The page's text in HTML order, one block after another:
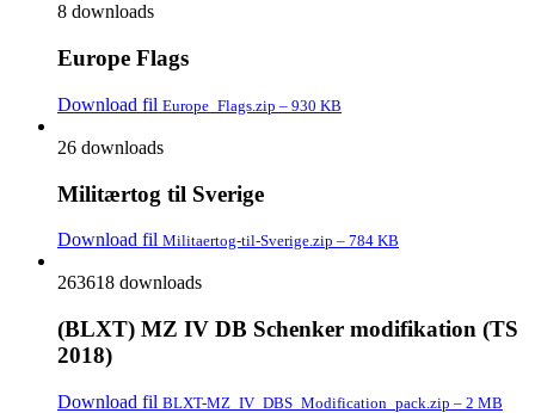
8 downloads
Europe Flags
Download fil Europe_Flags.zip – 930 KB
26 downloads
Militærtog til Sverige
Download fil Militaertog-til-Sverige.zip – 784 KB
263618 downloads
(BLXT) MZ IV DB Schenker modifikation (TS
2018)
Download fil BLXT-MZ_IV_DBS_Modification_pack.zip – 2 MB